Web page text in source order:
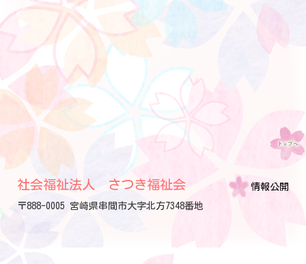
社会福祉法人 さつき福祉会
〒888-0005 宮崎県串間市大字北方7348番地
情報公開